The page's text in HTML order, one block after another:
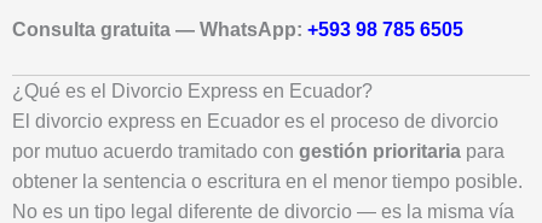
Consulta gratuita — WhatsApp: +593 98 785 6505
¿Qué es el Divorcio Express en Ecuador?
El divorcio express en Ecuador es el proceso de divorcio
por mutuo acuerdo tramitado con gestión prioritaria para
obtener la sentencia o escritura en el menor tiempo posible.
No es un tipo legal diferente de divorcio — es la misma vía